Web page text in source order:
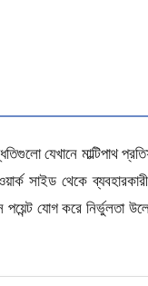
যেখানে মাল্টিপাথ
সাইড থেকে
যোগ করে নির্ভুলতা